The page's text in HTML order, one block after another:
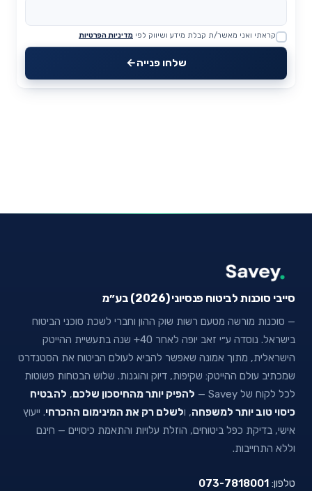
Website
קראתי ואני מאשר/ת קבלת מידע ושיווק לפי מדיניות הפרטיות
שלחו פנייה
סייבי סוכנות לביטוח פנסיוני (2026) בע״מ
— סוכנות מורשה מטעם רשות שוק ההון וחברי לשכת סוכני הביטוח
בישראל. נוסדה ע״י זאב יופה לאחר 40+ שנה בתעשיית ההייטק
הישראלית, מתוך אמונה שאפשר להביא לעולם הביטוח את הסטנדרט
שמכתיב עולם ההייטק: שקיפות, דיוק והוגנות. שלוש הבטחות פשוטות
לכל לקוח של Savey —
להפיק יותר מהחיסכון שלכם, להבטיח
כיסוי טוב יותר למשפחה, ולשלם רק את המינימום ההכרחי. ייעוץ
אישי, בדיקת כפל ביטוחים, הוזלת עלויות והתאמת כיסויים — חינם
וללא התחייבות.
טלפון: 073-7818001